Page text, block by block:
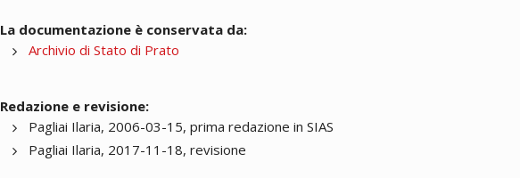
La documentazione è conservata da:
Archivio di Stato di Prato
Redazione e revisione:
Pagliai Ilaria, 2006-03-15, prima redazione in SIAS
Pagliai Ilaria, 2017-11-18, revisione